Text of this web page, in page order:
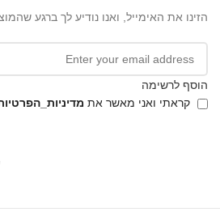
הזינו את האימייל, ואנו נודיע לך ברגע
הוסף לרשימה
קראתי ואני מאשר את